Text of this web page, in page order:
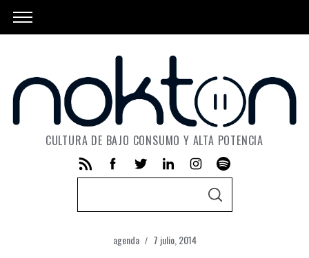
CULTURA DE BAJO CONSUMO Y ALTA POTENCIA
S
agenda 7 julio, 2014